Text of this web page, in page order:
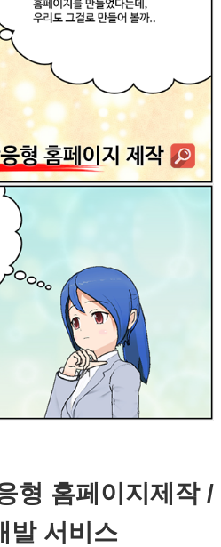
형 홈페이지제작 /
발 서비스